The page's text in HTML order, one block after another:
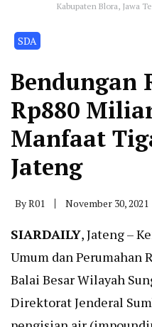
Kabupaten Blora, Jawa
SDA
Bendungan
Rp880
Manfaat
Jateng
ByR01 November 30, 2021
SIARDAILY, Jateng –
Umum dan Perumahan
Balai Besar Wilayah
Direktorat Jenderal